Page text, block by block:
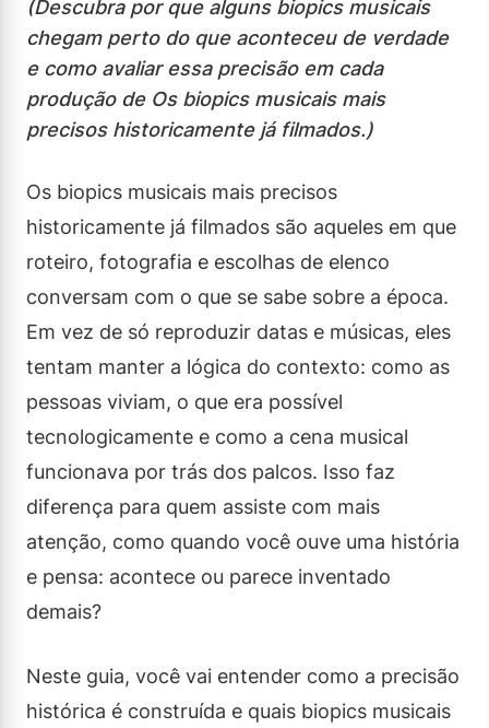
(Descubra por que alguns biopics musicais
chegam perto do que aconteceu de verdade
e como avaliar essa precisão em cada
produção de Os biopics musicais mais
precisos historicamente já filmados.)
Os biopics musicais mais precisos
historicamente já filmados são aqueles em que
roteiro, fotografia e escolhas de elenco
conversam com o que se sabe sobre a época.
Em vez de só reproduzir datas e músicas, eles
tentam manter a lógica do contexto: como as
pessoas viviam, o que era possível
tecnologicamente e como a cena musical
funcionava por trás dos palcos. Isso faz
diferença para quem assiste com mais
atenção, como quando você ouve uma história
e pensa: acontece ou parece inventado
demais?
Neste guia, você vai entender como a precisão
histórica é construída e quais biopics musicais